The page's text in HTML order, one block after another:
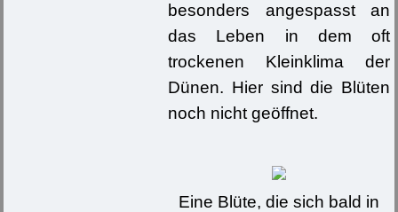
besonders angespasst an
das Leben in dem oft
trockenen Kleinklima der
Dünen. Hier sind die Blüten
noch nicht geöffnet.
Eine Blüte, die sich bald in